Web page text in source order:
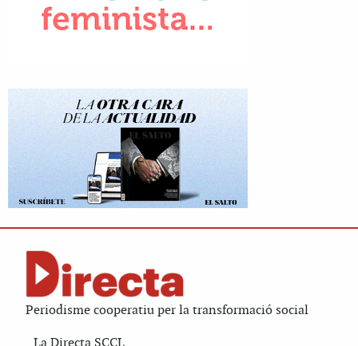
Periodisme cooperatiu per la transformació social